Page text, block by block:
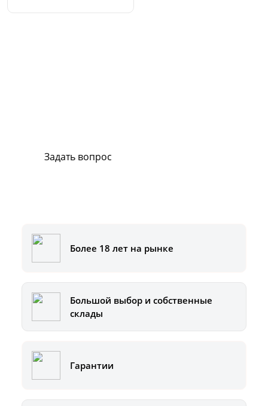
Задать вопрос
Более 18 лет на рынке
Большой выбор и собственные
склады
Гарантии